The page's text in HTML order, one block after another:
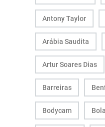
Antony Taylor
Arábia Saudita
Artur Soares Dias
Barreiras
Bodycam